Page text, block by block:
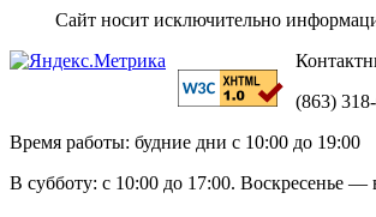
Сайт носит исключительно
(863)
Время работы: будние дни с 10:00 до 19:00
В субботу: с 10:00 до 17:00. Воскресенье —